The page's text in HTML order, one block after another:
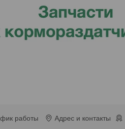
работы Адрес и контакты